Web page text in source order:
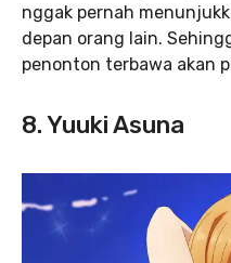
nggak pernah
depan orang lain.
penonton terbawa akan
8. Yuuki Asuna